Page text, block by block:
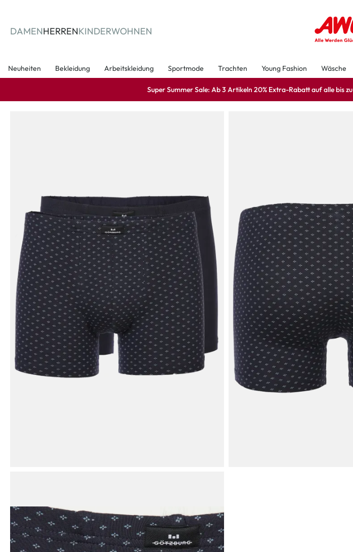
DAMENHERRENKINDERWOHNEN
Neuheiten Bekleidung Arbeitskleidung Sportmode Trachten Young Fashion Wäsche
Super Summer Sale: Ab 3 Artikeln 20% Extra-Rabatt auf alle bis zu